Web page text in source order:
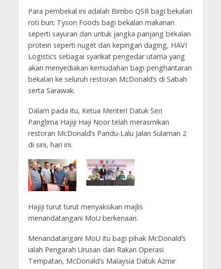
Para pembekal ini adalah Bimbo QSR bagi bekalan
roti bun; Tyson Foods bagi bekalan makanan
seperti sayuran dan untuk jangka panjang bekalan
protein seperti nuget dan kepingan daging, HAVI
Logistics sebagai syarikat pengedar utama yang
akan menyediakan kemudahan bagi penghantaran
bekalan ke seluruh restoran McDonald’s di Sabah
serta Sarawak.
Dalam pada itu, Ketua Menteri Datuk Seri
Panglima Hajiji Haji Noor telah merasmikan
restoran McDonald’s Pandu-Lalu Jalan Sulaman 2
di sini, hari ini.
Hajiji turut turut menyaksikan majlis
menandatangani MoU berkenaan.
Menandatangani MoU itu bagi pihak McDonald’s
ialah Pengarah Urusan dan Rakan Operasi
Tempatan, McDonald’s Malaysia Datuk Azmir